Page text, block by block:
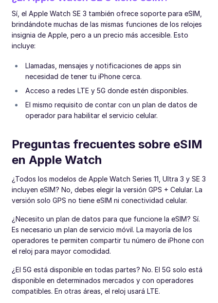
Sí, el Apple Watch SE 3 también ofrece soporte para eSIM,
brindándote muchas de las mismas funciones de los relojes
insignia de Apple, pero a un precio más accesible. Esto
incluye:
Llamadas, mensajes y notificaciones de apps sin
necesidad de tener tu iPhone cerca.
Acceso a redes LTE y 5G donde estén disponibles.
El mismo requisito de contar con un plan de datos de
operador para habilitar el servicio celular.
Preguntas frecuentes sobre eSIM
en Apple Watch
¿Todos los modelos de Apple Watch Series 11, Ultra 3 y SE 3
incluyen eSIM? No, debes elegir la versión GPS + Celular. La
versión solo GPS no tiene eSIM ni conectividad celular.
¿Necesito un plan de datos para que funcione la eSIM? Sí.
Es necesario un plan de servicio móvil. La mayoría de los
operadores te permiten compartir tu número de iPhone con
el reloj para mayor comodidad.
¿El 5G está disponible en todas partes? No. El 5G solo está
disponible en determinados mercados y con operadores
compatibles. En otras áreas, el reloj usará LTE.